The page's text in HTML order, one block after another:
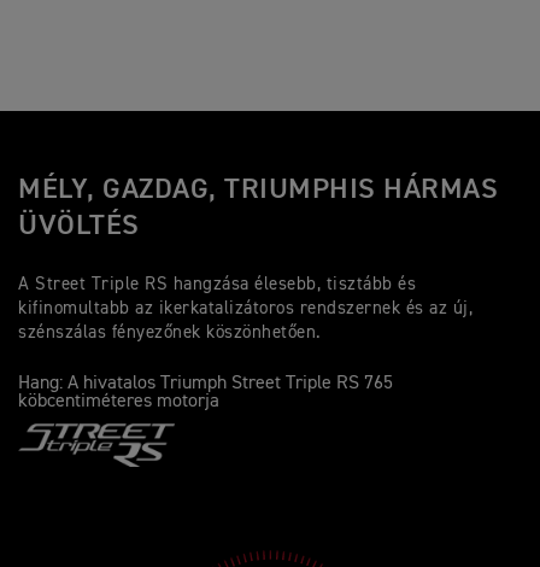
MÉLY, GAZDAG, TRIUMPHIS HÁRMAS
ÜVÖLTÉS
A Street Triple RS hangzása élesebb, tisztább és
kifinomultabb az ikerkatalizátoros rendszernek és az új,
szénszálas fényezőnek köszönhetően.
Hang: A hivatalos Triumph Street Triple RS 765
köbcentiméteres motorja